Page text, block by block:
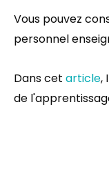
Vous pouvez
personnel
Dans cet article,
de